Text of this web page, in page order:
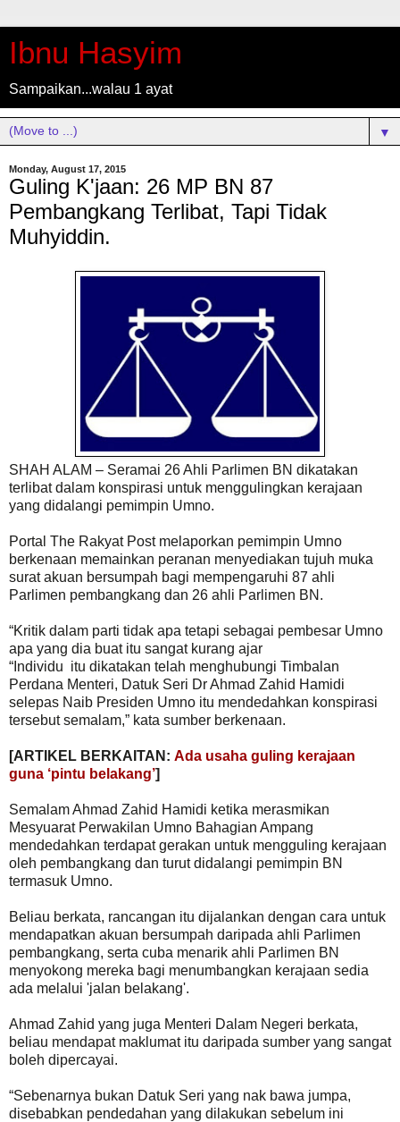
Ibnu Hasyim
Sampaikan...walau 1 ayat
▼
Monday, August 17, 2015
Guling K'jaan: 26 MP BN 87
Pembangkang Terlibat, Tapi Tidak
Muhyiddin.
SHAH ALAM – Seramai 26 Ahli Parlimen BN dikatakan
terlibat dalam konspirasi untuk menggulingkan kerajaan
yang didalangi pemimpin Umno.
Portal The Rakyat Post melaporkan pemimpin Umno
berkenaan memainkan peranan menyediakan tujuh muka
surat akuan bersumpah bagi mempengaruhi 87 ahli
Parlimen pembangkang dan 26 ahli Parlimen BN.
“Kritik dalam parti tidak apa tetapi sebagai pembesar Umno
apa yang dia buat itu sangat kurang ajar
“Individu itu dikatakan telah menghubungi Timbalan
Perdana Menteri, Datuk Seri Dr Ahmad Zahid Hamidi
selepas Naib Presiden Umno itu mendedahkan konspirasi
tersebut semalam,” kata sumber berkenaan.
[ARTIKEL BERKAITAN: Ada usaha guling kerajaan
guna ‘pintu belakang’]
Semalam Ahmad Zahid Hamidi ketika merasmikan
Mesyuarat Perwakilan Umno Bahagian Ampang
mendedahkan terdapat gerakan untuk mengguling kerajaan
oleh pembangkang dan turut didalangi pemimpin BN
termasuk Umno.
Beliau berkata, rancangan itu dijalankan dengan cara untuk
mendapatkan akuan bersumpah daripada ahli Parlimen
pembangkang, serta cuba menarik ahli Parlimen BN
menyokong mereka bagi menumbangkan kerajaan sedia
ada melalui 'jalan belakang'.
Ahmad Zahid yang juga Menteri Dalam Negeri berkata,
beliau mendapat maklumat itu daripada sumber yang sangat
boleh dipercayai.
“Sebenarnya bukan Datuk Seri yang nak bawa jumpa,
disebabkan pendedahan yang dilakukan sebelum ini